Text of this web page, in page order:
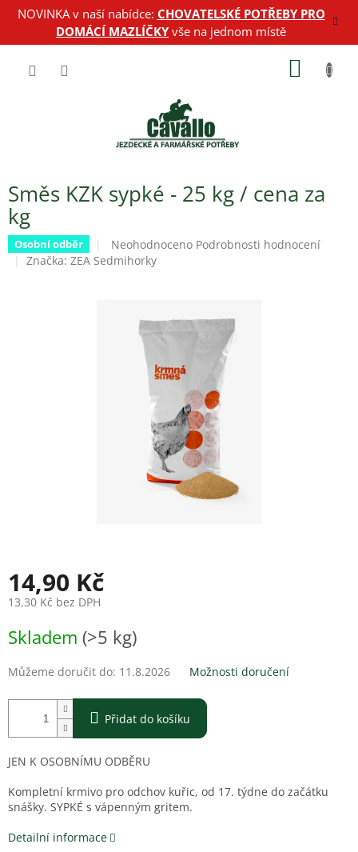
PřejítNOVINKA v naší nabídce: CHOVATELSKÉ POTŘEBY PRO
DOMÁCÍ MAZLÍČKYvše na jednom místě
Směs KZK sypké - 25 kg / cena za
kg
Osobní odběr
Průměrné
hodnocení
hvězdiček.
Neohodnoceno Podrobnosti hodnocení
Značka: ZEA Sedmihorky
14,90 Kč
13,30 Kč bez DPH
cena:
Skladem (>5 kg)
Můžeme doručit do: 11.8.2026 Možnosti doručení
Přidat do košíku
JEN K OSOBNÍMU ODBĚRU
Kompletní krmivo pro odchov kuřic, od 17. týdne do začátku
snášky. SYPKÉ s vápenným gritem.
Detailní informace